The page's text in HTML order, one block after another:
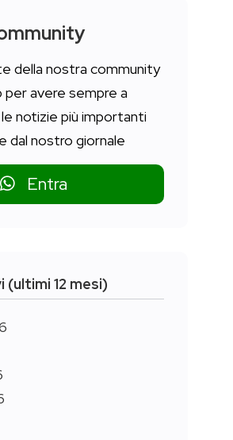
della nostra community
per avere sempre a
notizie più importanti
dal nostro giornale
Entra
(ultimi 12 mesi)